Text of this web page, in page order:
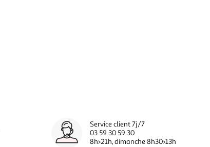
Service client 7j/7
03 59 30 59 30
8h>21h, dimanche 8h30>13h